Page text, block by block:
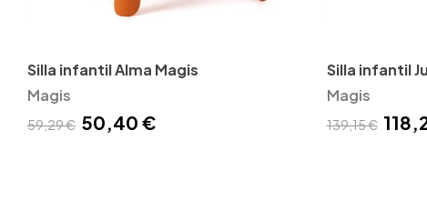
Silla infantil Alma Magis
Magis
59,29 € 50,40 €
Silla infantil
Magis
139,15 €